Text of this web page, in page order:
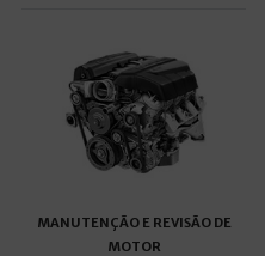
MANUTENÇÃO E REVISÃO DE
MOTOR